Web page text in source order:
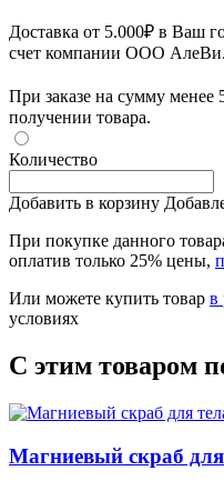
Доставка от 5.000₽ в Ваш
счет компании ООО АлеВи.
При заказе на сумму менее
получении товара.
Количество
Добавить в корзину
При покупке данного
оплатив только 25% цены,
Или можете купить товар в
условиях
С этим товаром
Магниевый скраб для